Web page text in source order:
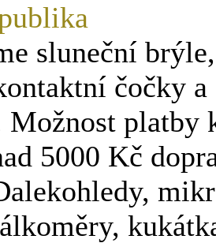
sluneční
čočky
Možnost platby
5000 Kč